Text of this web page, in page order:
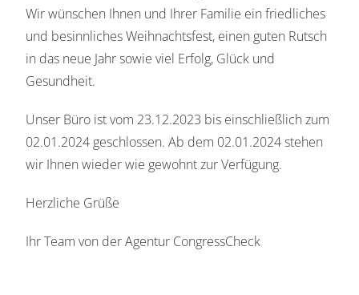
Wir wünschen Ihnen und Ihrer Familie ein friedliches
und besinnliches Weihnachtsfest, einen guten Rutsch
in das neue Jahr sowie viel Erfolg, Glück und
Gesundheit.
Unser Büro ist vom 23.12.2023 bis einschließlich zum
02.01.2024 geschlossen. Ab dem 02.01.2024 stehen
wir Ihnen wieder wie gewohnt zur Verfügung.
Herzliche Grüße
Ihr Team von der Agentur CongressCheck